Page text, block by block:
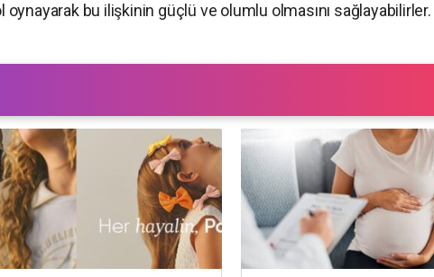
oynayarak bu ilişkinin güçlü ve olumlu olmasını sağlayabilirler.